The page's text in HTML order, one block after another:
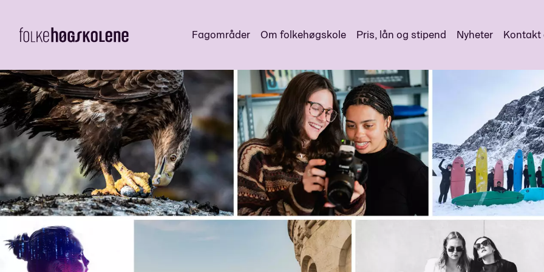
Fagområder Om folkehøgskole Pris, lån og stipend Nyheter Kontakt